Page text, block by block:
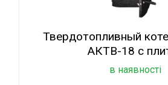
Твердотопливный
АКТВ-18 с
в наявності